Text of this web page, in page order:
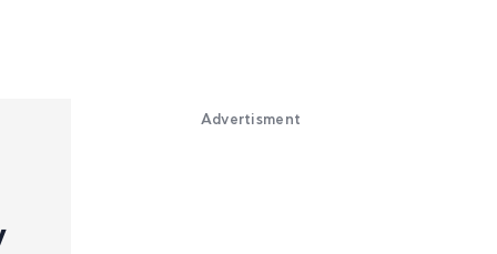
Advertisment